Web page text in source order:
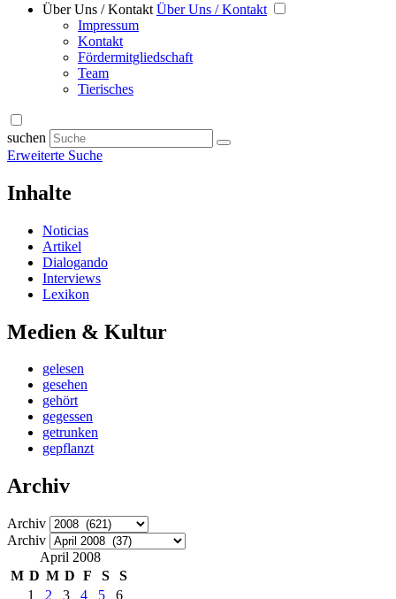
Über Uns / Kontakt Über Uns / Kontakt
Impressum
Kontakt
Fördermitgliedschaft
Team
Tierisches
suchen
Erweiterte Suche
Inhalte
Noticias
Artikel
Dialogando
Interviews
Lexikon
Medien & Kultur
gelesen
gesehen
gehört
gegessen
getrunken
gepflanzt
Archiv
Archiv
Archiv
April 2008
M D M D F S
S
1
2 3 4 5 6